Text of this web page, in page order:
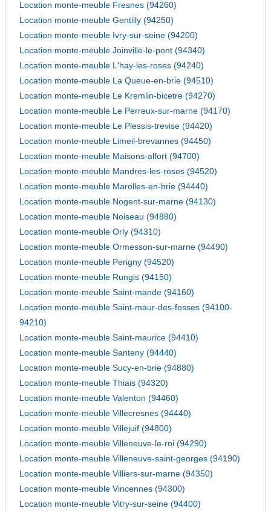
Location monte-meuble Fresnes (94260)
Location monte-meuble Gentilly (94250)
Location monte-meuble Ivry-sur-seine (94200)
Location monte-meuble Joinville-le-pont (94340)
Location monte-meuble L'hay-les-roses (94240)
Location monte-meuble La Queue-en-brie (94510)
Location monte-meuble Le Kremlin-bicetre (94270)
Location monte-meuble Le Perreux-sur-marne (94170)
Location monte-meuble Le Plessis-trevise (94420)
Location monte-meuble Limeil-brevannes (94450)
Location monte-meuble Maisons-alfort (94700)
Location monte-meuble Mandres-les-roses (94520)
Location monte-meuble Marolles-en-brie (94440)
Location monte-meuble Nogent-sur-marne (94130)
Location monte-meuble Noiseau (94880)
Location monte-meuble Orly (94310)
Location monte-meuble Ormesson-sur-marne (94490)
Location monte-meuble Perigny (94520)
Location monte-meuble Rungis (94150)
Location monte-meuble Saint-mande (94160)
Location monte-meuble Saint-maur-des-fosses (94100-
94210)
Location monte-meuble Saint-maurice (94410)
Location monte-meuble Santeny (94440)
Location monte-meuble Sucy-en-brie (94880)
Location monte-meuble Thiais (94320)
Location monte-meuble Valenton (94460)
Location monte-meuble Villecresnes (94440)
Location monte-meuble Villejuif (94800)
Location monte-meuble Villeneuve-le-roi (94290)
Location monte-meuble Villeneuve-saint-georges (94190)
Location monte-meuble Villiers-sur-marne (94350)
Location monte-meuble Vincennes (94300)
Location monte-meuble Vitry-sur-seine (94400)